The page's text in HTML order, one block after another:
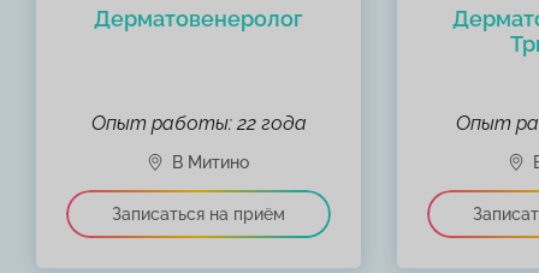
Дерматовенеролог
Опыт работы: 22 года Опыт